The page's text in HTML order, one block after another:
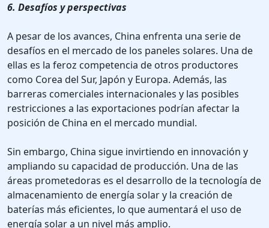
6. Desafíos y perspectivas
A pesar de los avances, China enfrenta una serie de
desafíos en el mercado de los paneles solares. Una de
ellas es la feroz competencia de otros productores
como Corea del Sur, Japón y Europa. Además, las
barreras comerciales internacionales y las posibles
restricciones a las exportaciones podrían afectar la
posición de China en el mercado mundial.
Sin embargo, China sigue invirtiendo en innovación y
ampliando su capacidad de producción. Una de las
áreas prometedoras es el desarrollo de la tecnología de
almacenamiento de energía solar y la creación de
baterías más eficientes, lo que aumentará el uso de
energía solar a un nivel más amplio.